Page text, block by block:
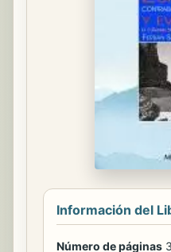
Información del
Número de páginas